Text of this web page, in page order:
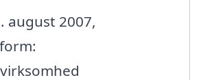
august 2007,